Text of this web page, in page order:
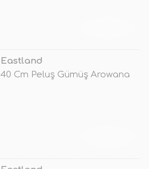
Eastland
40 Cm Peluş Gümüş Arowana